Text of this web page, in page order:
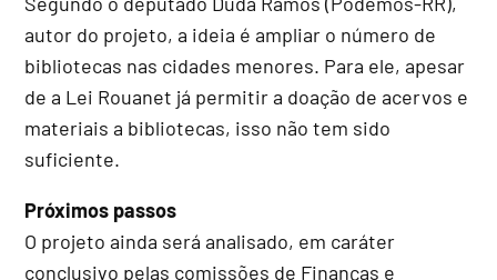
autor do projeto, a ideia é ampliar o número de
bibliotecas nas cidades menores. Para ele, apesar
de a Lei Rouanet já permitir a doação de acervos e
materiais a bibliotecas, isso não tem sido
suficiente.
Próximos passos
O projeto ainda será analisado, em caráter
conclusivo pelas comissões de Finanças e